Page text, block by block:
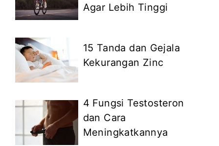
Agar Lebih Tinggi
15 Tanda dan Gejala
Kekurangan Zinc
4 Fungsi Testosteron
dan Cara
Meningkatkannya